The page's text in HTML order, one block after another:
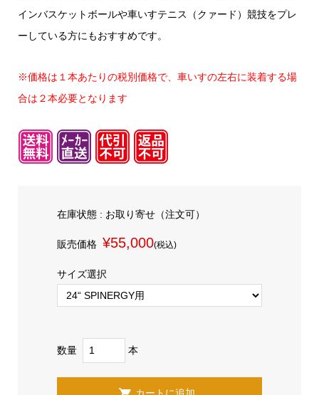
インバスケットボールや車いすテニス（クァード）競技をプレ
ーしている方にもおすすめです。
※価格は１本あたりの税別価格で、車いすの左右に装着する場
合は２本必要となります
在庫状態 : お取り寄せ（注文可）
販売価格 ¥55,000(税込)
サイズ選択
数量 本